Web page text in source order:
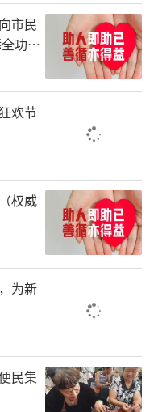
乡镇，55.3万名
的世界
，也是江苏昆山
。十五年来，昆
， 实施项目403
在产业、民生、
全面助力阿图什
量参与其中，
一座公益操场
操场在阿图什市松
完成。这座操场
市民
功能
欢节
权威
为新
民集